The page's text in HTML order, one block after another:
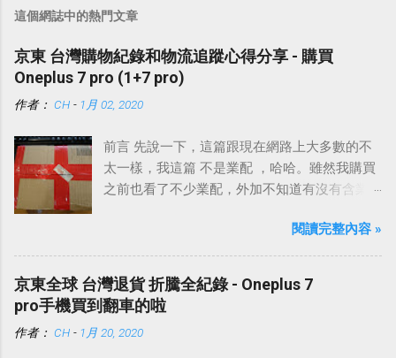
這個網誌中的熱門文章
京東 台灣購物紀錄和物流追蹤心得分享 - 購買
Oneplus 7 pro (1+7 pro)
作者： CH - 1月 02, 2020
前言 先說一下，這篇跟現在網路上大多數的不
太一樣，我這篇 不是業配 ，哈哈。雖然我購買
之前也看了不少業配，外加不知道有沒有含業
閱讀完整內容 »
京東全球 台灣退貨 折騰全紀錄 - Oneplus 7
pro手機買到翻車的啦
作者： CH - 1月 20, 2020